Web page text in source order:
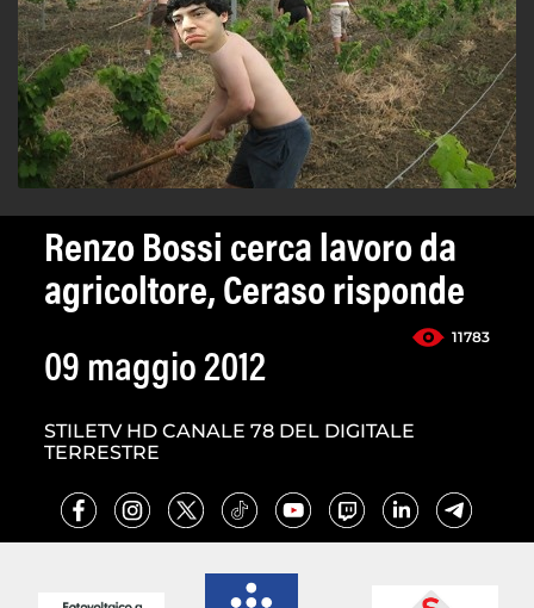
Renzo Bossi cerca lavoro da
agricoltore, Ceraso risponde
11783
09 maggio 2012
STILETV HD CANALE 78 DEL DIGITALE
TERRESTRE